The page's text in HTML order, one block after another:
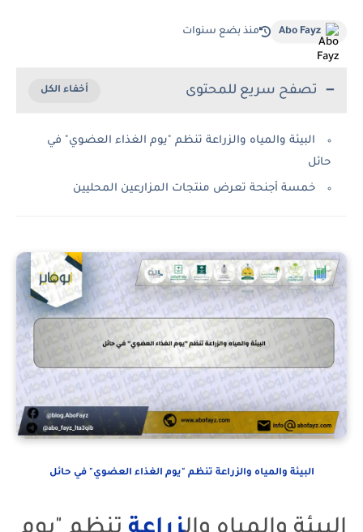
Abo Fayz منذ بضع سنوات
تصفح سريع للمحتوى
البيئة والمياه والزراعة تنظم "يوم الغذاء العضوي" في
حائل
خمسة أجنحة تعرض منتجات المزارعين المحليين
البيئة والمياه والزراعة تنظم "يوم الغذاء العضوي" في حائل